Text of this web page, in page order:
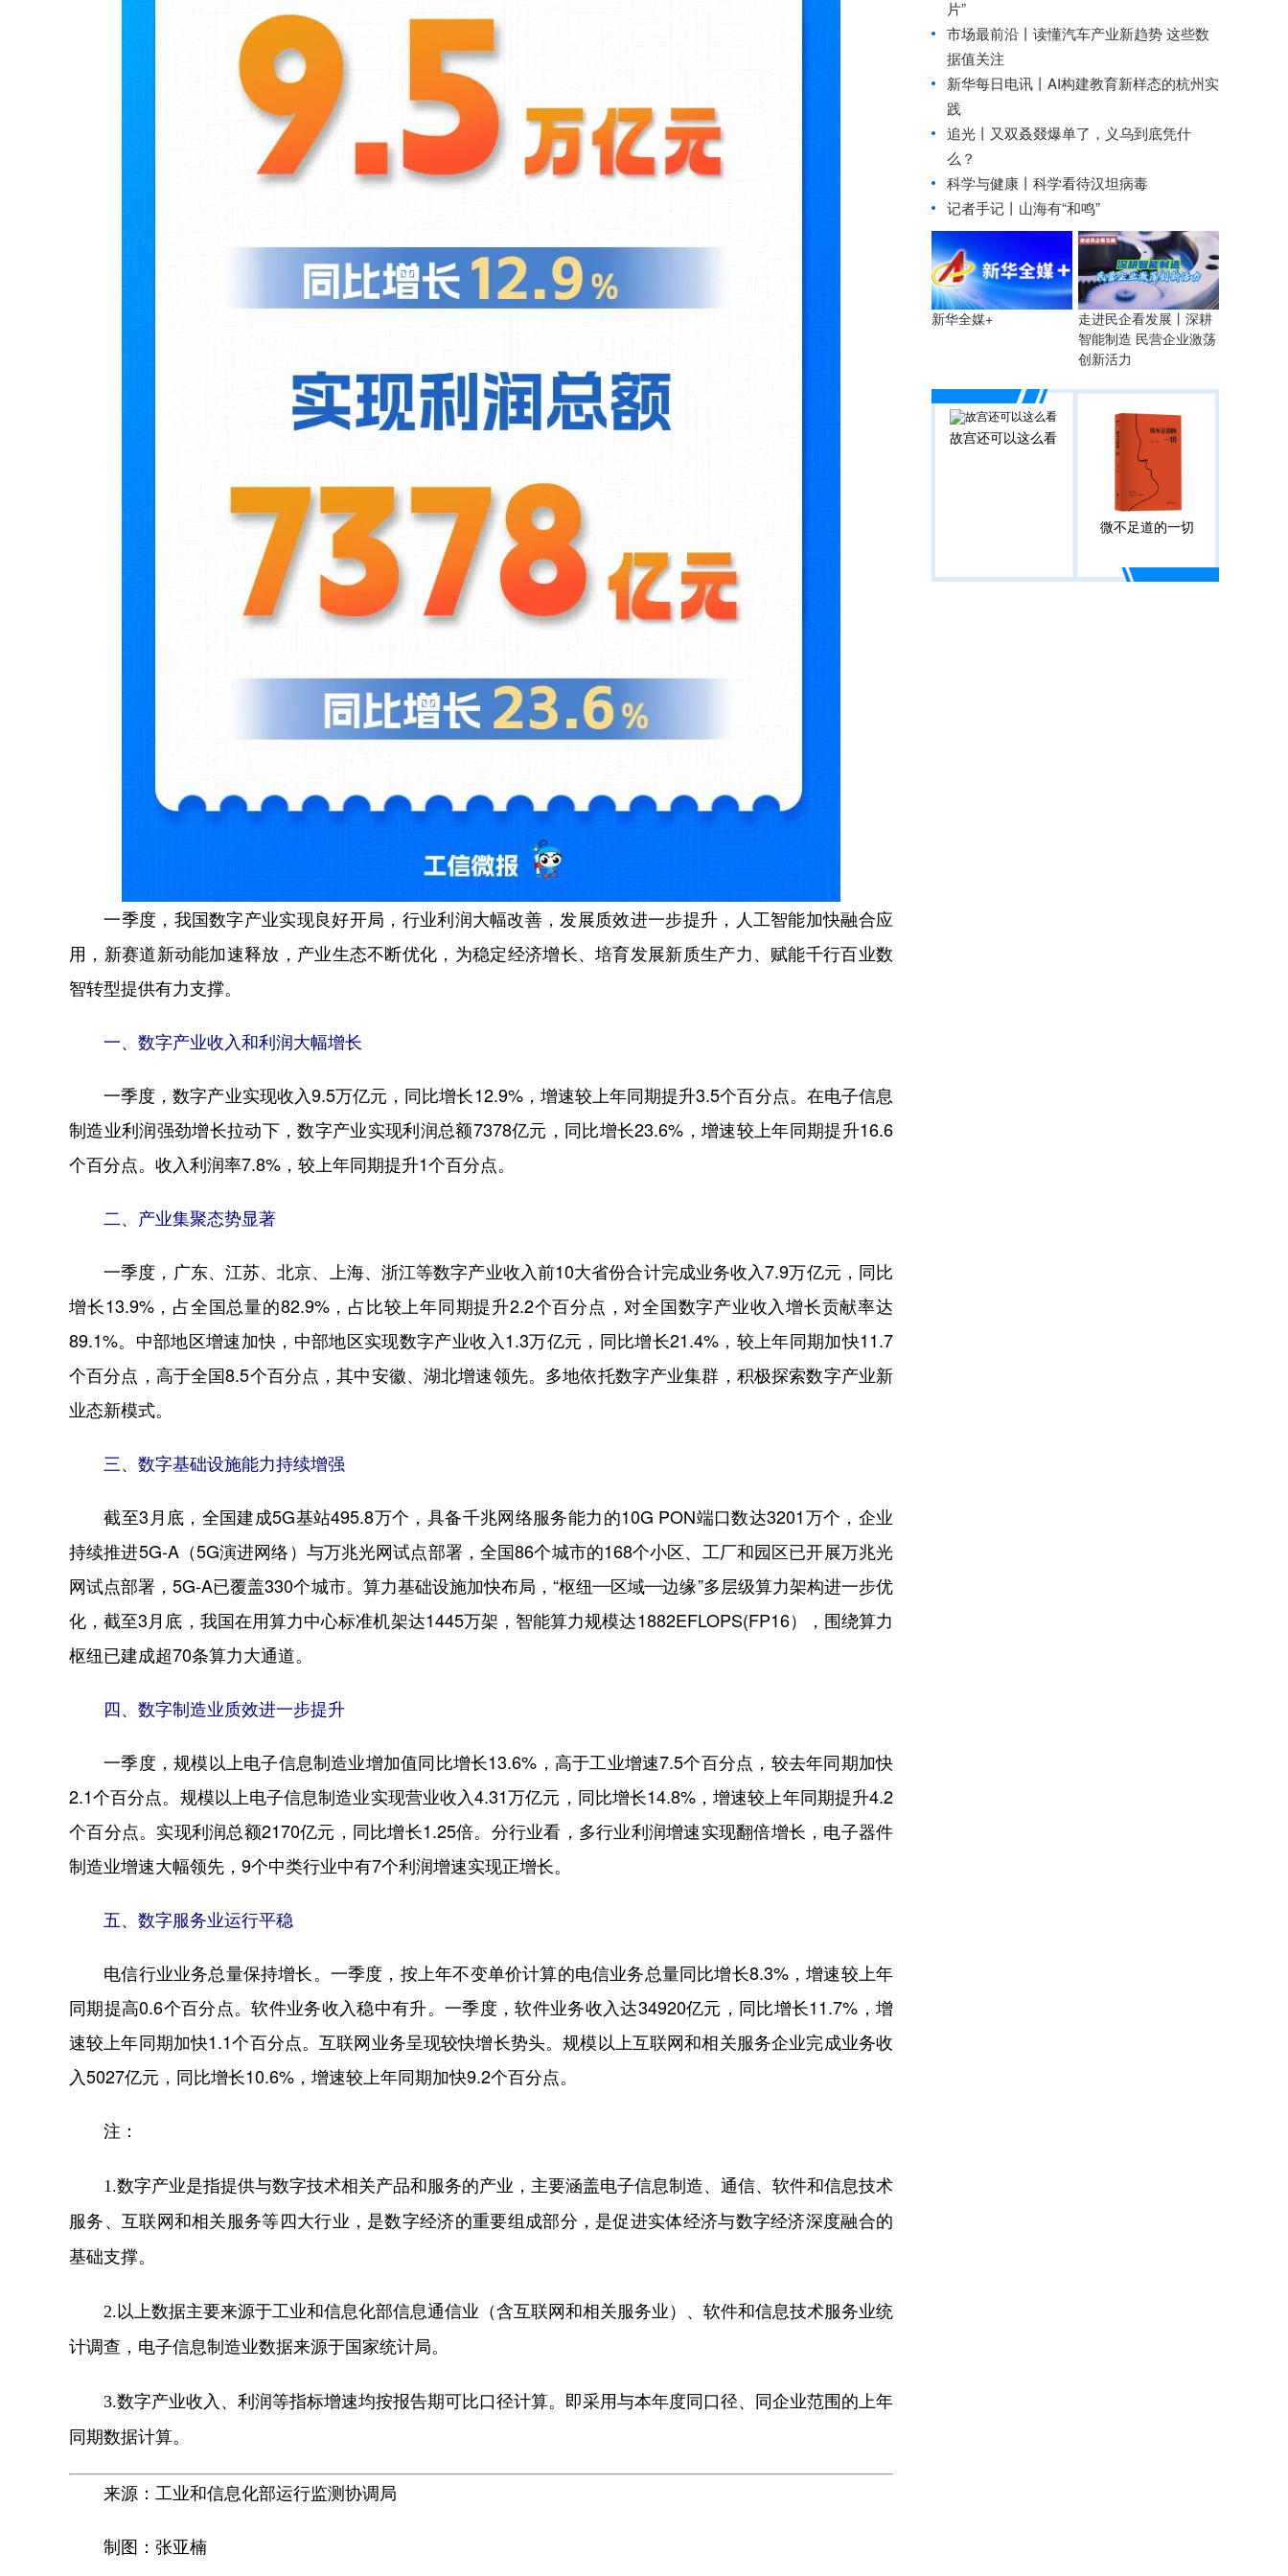
一季度，我国数字产业实现良好开局，行业利润大幅改善，发展质效进一步提升，人工智能加快融合应
用，新赛道新动能加速释放，产业生态不断优化，为稳定经济增长、培育发展新质生产力、赋能千行百业数
智转型提供有力支撑。
一、数字产业收入和利润大幅增长
一季度，数字产业实现收入9.5万亿元，同比增长12.9%，增速较上年同期提升3.5个百分点。在电子信息
制造业利润强劲增长拉动下，数字产业实现利润总额7378亿元，同比增长23.6%，增速较上年同期提升16.6
个百分点。收入利润率7.8%，较上年同期提升1个百分点。
二、产业集聚态势显著
一季度，广东、江苏、北京、上海、浙江等数字产业收入前10大省份合计完成业务收入7.9万亿元，同比
增长13.9%，占全国总量的82.9%，占比较上年同期提升2.2个百分点，对全国数字产业收入增长贡献率达
89.1%。中部地区增速加快，中部地区实现数字产业收入1.3万亿元，同比增长21.4%，较上年同期加快11.7
个百分点，高于全国8.5个百分点，其中安徽、湖北增速领先。多地依托数字产业集群，积极探索数字产业新
业态新模式。
三、数字基础设施能力持续增强
截至3月底，全国建成5G基站495.8万个，具备千兆网络服务能力的10G PON端口数达3201万个，企业
持续推进5G-A（5G演进网络）与万兆光网试点部署，全国86个城市的168个小区、工厂和园区已开展万兆光
网试点部署，5G-A已覆盖330个城市。算力基础设施加快布局，“枢纽—区域—边缘”多层级算力架构进一步优
化，截至3月底，我国在用算力中心标准机架达1445万架，智能算力规模达1882EFLOPS(FP16），围绕算力
枢纽已建成超70条算力大通道。
四、数字制造业质效进一步提升
一季度，规模以上电子信息制造业增加值同比增长13.6%，高于工业增速7.5个百分点，较去年同期加快
2.1个百分点。规模以上电子信息制造业实现营业收入4.31万亿元，同比增长14.8%，增速较上年同期提升4.2
个百分点。实现利润总额2170亿元，同比增长1.25倍。分行业看，多行业利润增速实现翻倍增长，电子器件
制造业增速大幅领先，9个中类行业中有7个利润增速实现正增长。
五、数字服务业运行平稳
电信行业业务总量保持增长。一季度，按上年不变单价计算的电信业务总量同比增长8.3%，增速较上年
同期提高0.6个百分点。软件业务收入稳中有升。一季度，软件业务收入达34920亿元，同比增长11.7%，增
速较上年同期加快1.1个百分点。互联网业务呈现较快增长势头。规模以上互联网和相关服务企业完成业务收
入5027亿元，同比增长10.6%，增速较上年同期加快9.2个百分点。
注：
1.数字产业是指提供与数字技术相关产品和服务的产业，主要涵盖电子信息制造、通信、软件和信息技术
服务、互联网和相关服务等四大行业，是数字经济的重要组成部分，是促进实体经济与数字经济深度融合的
基础支撑。
2.以上数据主要来源于工业和信息化部信息通信业（含互联网和相关服务业）、软件和信息技术服务业统
计调查，电子信息制造业数据来源于国家统计局。
3.数字产业收入、利润等指标增速均按报告期可比口径计算。即采用与本年度同口径、同企业范围的上年
同期数据计算。
来源：工业和信息化部运行监测协调局
制图：张亚楠
片”
市场最前沿丨读懂汽车产业新趋势 这些数
据值关注
新华每日电讯丨 AI构建教育新样态的杭州实
践
追光丨
又双叒叕爆单了，义乌到底凭什
么？
科学与健康丨科学看待汉坦病毒
记者手记丨山海有“和鸣”
新华全媒+
走进民企看发展丨深耕
智能制造 民营企业激荡
创新活力
故宫还可以这么看
微不足道的一切